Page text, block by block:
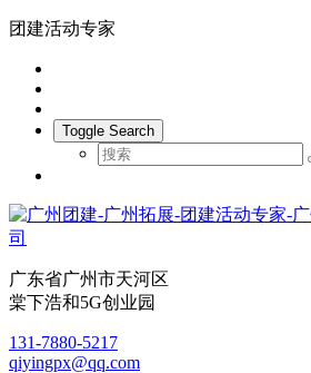
团建活动专家
Toggle Search
广东省广州市天河区
棠下浩和5G创业园
131-7880-5217
qiyingpx@qq.com